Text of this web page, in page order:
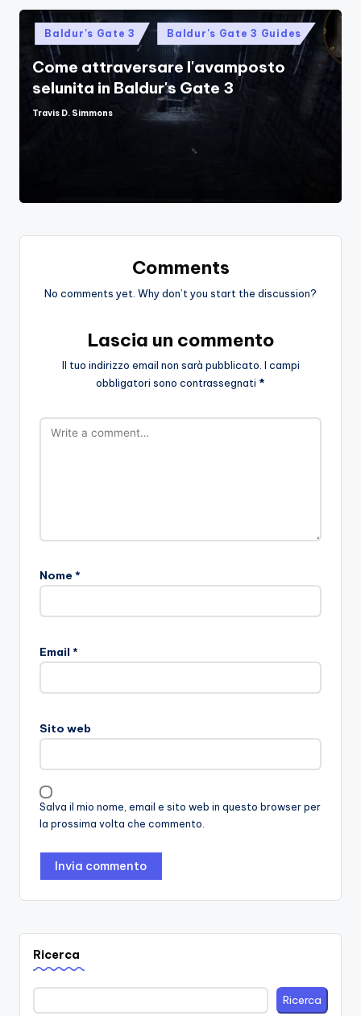
Posted
in
Baldur's Gate 3 Baldur's Gate 3 Guides
Come attraversare l'avamposto
selunita in Baldur's Gate 3
Posted
Travis D. Simmons
Comments
No comments yet. Why don’t you start the discussion?
Lascia un commento
Il tuo indirizzo email non sarà pubblicato. I campi
obbligatori sono contrassegnati *
Nome *
Email *
Sito web
Salva il mio nome, email e sito web in questo browser per
la prossima volta che commento.
Ricerca
Ricerca